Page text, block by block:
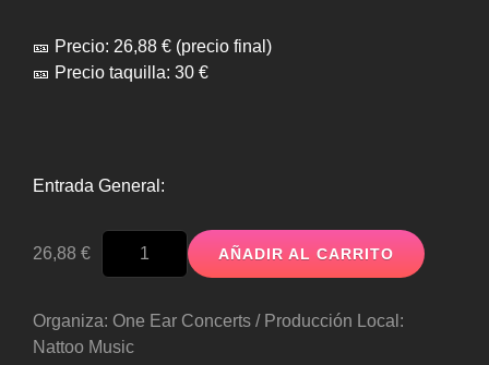
🎫 Precio: 26,88 € (precio final)
🎫 Precio taquilla: 30 €
Entrada General:
26,88 €
-
ENTRADA
AÑADIR AL CARRITO
Organiza: One Ear Concerts / Producción Local:
Nattoo Music